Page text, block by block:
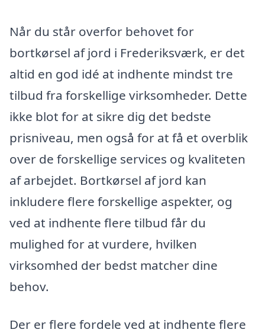
Når du står overfor behovet for
bortkørsel af jord i Frederiksværk, er det
altid en god idé at indhente mindst tre
tilbud fra forskellige virksomheder. Dette
ikke blot for at sikre dig det bedste
prisniveau, men også for at få et overblik
over de forskellige services og kvaliteten
af arbejdet. Bortkørsel af jord kan
inkludere flere forskellige aspekter, og
ved at indhente flere tilbud får du
mulighed for at vurdere, hvilken
virksomhed der bedst matcher dine
behov.
Der er flere fordele ved at indhente flere